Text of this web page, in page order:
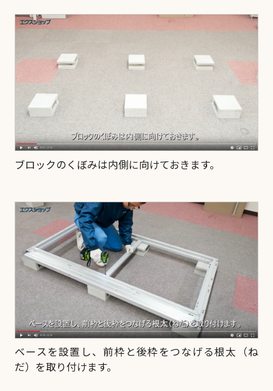
ブロックのくぼみは内側に向けておきます。
ベースを設置し、前枠と後枠をつなげる根太（ね
だ）を取り付けます。